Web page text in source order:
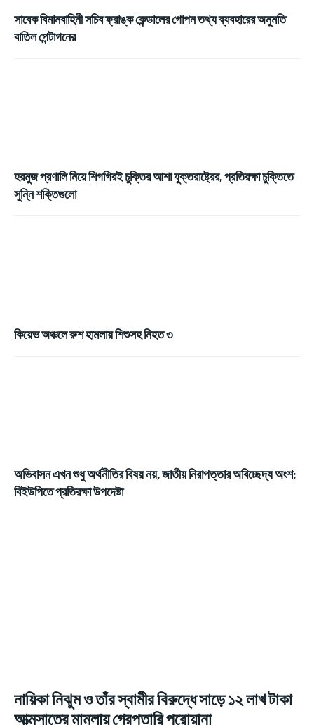
সাবেক বিমানবাহিনী সচিব ফ্রাঙ্ক কেন্ডালের গোপন তথ্য ব্যবহারের অনুমতি
বাতিল পেন্টাগনের
হরমুজ প্রণালি নিয়ে শিগগিরই চুক্তির আশা যুক্তরাষ্ট্রের, প্রতিরক্ষা চুক্তিতে
সুন্নি শক্তিগুলো
কিয়েভ অঞ্চলে রুশ হামলায় শিশুসহ নিহত ৩
অভিবাসন এখন শুধু অর্থনীতির বিষয় নয়, জাতীয় নিরাপত্তার অবিচ্ছেদ্য অংশ:
বিইউপিতে প্রতিরক্ষা উপদেষ্টা
নায়িকা নিঝুম ও তাঁর স্বামীর বিরুদ্ধে সাড়ে ১২ লাখ টাকা
আত্মসাতের মামলায় গ্রেপ্তারি পরোয়ানা